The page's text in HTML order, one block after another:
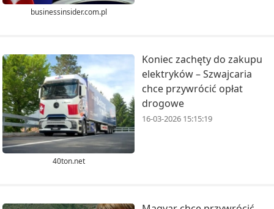
businessinsider.com.pl
40ton.net
Koniec zachęty do zakupu
elektryków – Szwajcaria
chce przywrócić opłat
drogowe
16-03-2026 15:15:19